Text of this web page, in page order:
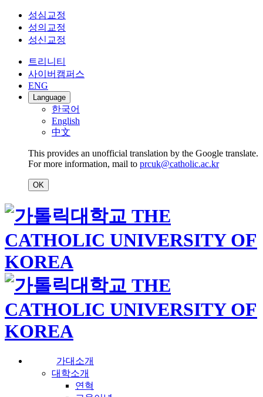
성심교정
성의교정
성신교정
트리니티
사이버캠퍼스
ENG
Language
한국어
English
中文
This provides an unofficial translation by the Google translate.
For more information, mail to prcuk@catholic.ac.kr
OK
가대소개
대학소개
연혁